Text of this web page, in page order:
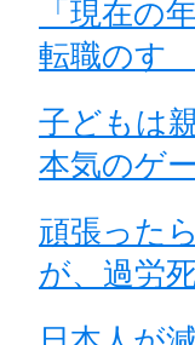
「現在の
転職のすゝ
子どもは
本気のゲ
頑張った
が、過労